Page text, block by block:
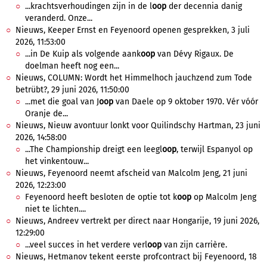
...krachtsverhoudingen zijn in de loop der decennia danig
veranderd. Onze...
Nieuws, Keeper Ernst en Feyenoord openen gesprekken, 3 juli
2026, 11:53:00
...in De Kuip als volgende aankoop van Dévy Rigaux. De
doelman heeft nog een...
Nieuws, COLUMN: Wordt het Himmelhoch jauchzend zum Tode
betrübt?, 29 juni 2026, 11:50:00
...met die goal van Joop van Daele op 9 oktober 1970. Vér vóór
Oranje de...
Nieuws, Nieuw avontuur lonkt voor Quilindschy Hartman, 23 juni
2026, 14:58:00
...The Championship dreigt een leegloop, terwijl Espanyol op
het vinkentouw...
Nieuws, Feyenoord neemt afscheid van Malcolm Jeng, 21 juni
2026, 12:23:00
Feyenoord heeft besloten de optie tot koop op Malcolm Jeng
niet te lichten....
Nieuws, Andreev vertrekt per direct naar Hongarije, 19 juni 2026,
12:29:00
...veel succes in het verdere verloop van zijn carrière.
Nieuws, Hetmanov tekent eerste profcontract bij Feyenoord, 18